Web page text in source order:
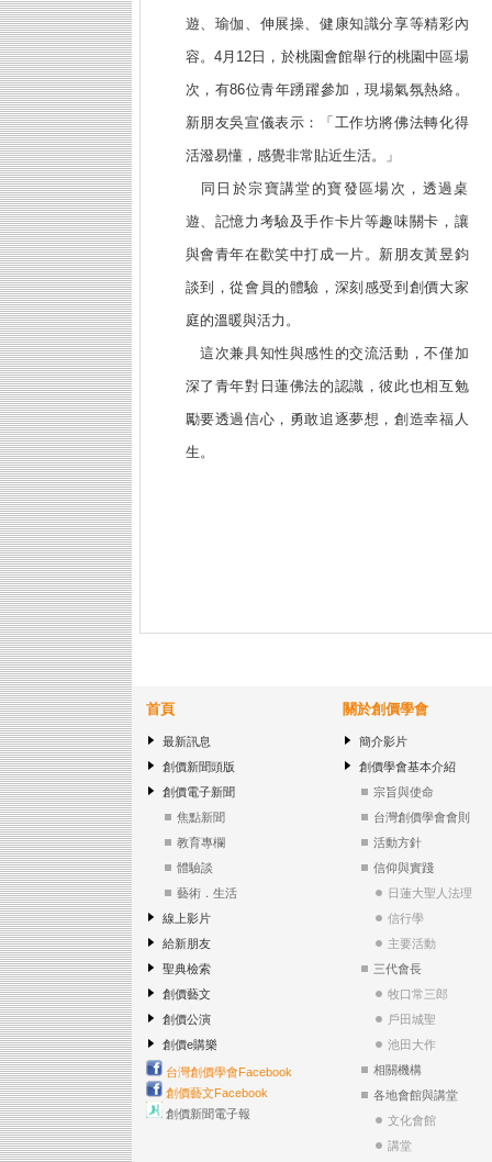
遊、瑜伽、伸展操、健康知識分享等精彩內
容。4月12日，於桃園會館舉行的桃園中區場
次，有86位青年踴躍參加，現場氣氛熱絡。
新朋友吳宣儀表示：「工作坊將佛法轉化得
活潑易懂，感覺非常貼近生活。」
同日於宗寶講堂的寶發區場次，透過桌
遊、記憶力考驗及手作卡片等趣味關卡，讓
與會青年在歡笑中打成一片。新朋友黃昱鈞
談到，從會員的體驗，深刻感受到創價大家
庭的溫暖與活力。
這次兼具知性與感性的交流活動，不僅加
深了青年對日蓮佛法的認識，彼此也相互勉
勵要透過信心，勇敢追逐夢想，創造幸福人
生。
首頁
最新訊息
創價新聞頭版
創價電子新聞
焦點新聞
教育專欄
體驗談
藝術．生活
線上影片
給新朋友
聖典檢索
創價藝文
創價公演
創價e購樂
台灣創價學會Facebook
創價藝文Facebook
創價新聞電子報
關於創價學會
簡介影片
創價學會基本介紹
宗旨與使命
台灣創價學會會則
活動方針
信仰與實踐
日蓮大聖人法理
信行學
主要活動
三代會長
牧口常三郎
戶田城聖
池田大作
相關機構
各地會館與講堂
文化會館
講堂